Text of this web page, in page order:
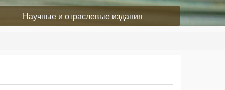
Научные и отраслевые издания